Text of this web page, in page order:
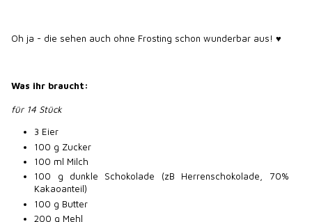
Oh ja - die sehen auch ohne Frosting schon wunderbar aus! ♥
Was ihr braucht:
für 14 Stück
3 Eier
100 g Zucker
100 ml Milch
100 g dunkle Schokolade (zB Herrenschokolade, 70%
Kakaoanteil)
100 g Butter
200 g Mehl